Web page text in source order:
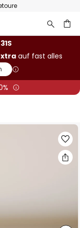
auf fast alles